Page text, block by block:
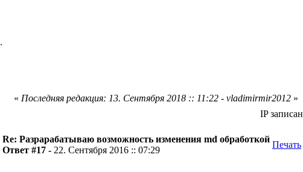
.
« Последняя редакция: 13. Сентября 2018 :: 11:22 - vladimirmir2012»
IP записан
Re: Разрарабатываю возможность изменения md обработкой
Ответ #17 - 22. Сентября 2016 :: 07:29
Печать